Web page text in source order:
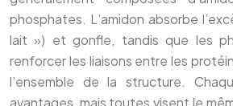
phosphates. L’amidon absorbe
lait ») et gonfle, tandis que les
renforcer les liaisons entre les
l’ensemble de la structure.
avantages, mais toutes visent le